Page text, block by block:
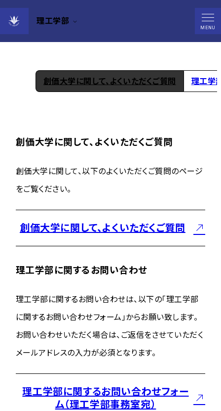
理工学部
MENU
お問い合わせ
創価大学に関して、よくいただくご質問 理工学
創価大学に関して、よくいただくご質問
創価大学に関して、以下のよくいただくご質問のページ
をご覧ください。
創価大学に関して、よくいただくご質問
理工学部に関するお問い合わせ
理工学部に関するお問い合わせは、以下の「理工学部
に関するお問い合わせフォーム」からお願い致します。
お問い合わせいただく場合は、ご返信をさせていただく
メールアドレスの入力が必須となります。
理工学部に関するお問い合わせフォー
ム（理工学部事務室宛）